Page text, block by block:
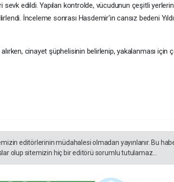
sevk edildi. Yapılan kontrolde, vücudunun çeşitli
İnceleme sonrası Hasdemir'in cansız bedeni
cinayet şüphelisinin belirlenip, yakalanması için
editörlerinin müdahalesi olmadan yayınlanır. Bu
olup sitemizin hiç bir editörü sorumlu tutulamaz...